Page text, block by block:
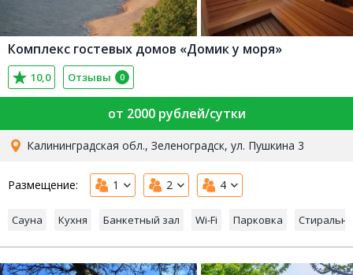
Комплекс гостевых домов «Домик у моря»
10,0 Отзывы 0
от 2000 рублей/сутки
Калининградская обл., Зеленоградск, ул. Пушкина 3
Размещение: 1 2 4
Сауна Кухня Банкетный зал Wi-Fi Парковка